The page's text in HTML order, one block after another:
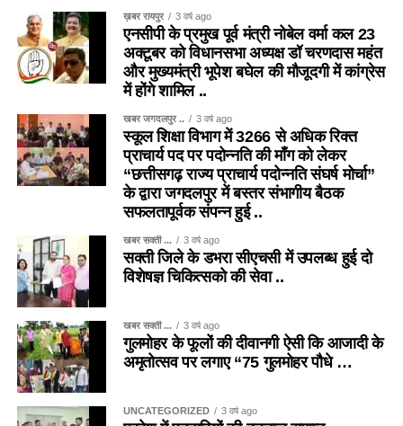
ख़बर रायपुर 3 वर्ष ago
एनसीपी के प्रमुख पूर्व मंत्री नोबेल वर्मा कल 23
अक्टूबर को विधानसभा अध्यक्ष डॉ चरणदास महंत
और मुख्यमंत्री भूपेश बघेल की मौजूदगी में कांग्रेस
में होंगे शामिल ..
खबर जगदलपुर .. 3 वर्ष ago
स्कूल शिक्षा विभाग में 3266 से अधिक रिक्त
प्राचार्य पद पर पदोन्नति की माँग को लेकर
“छत्तीसगढ़ राज्य प्राचार्य पदोन्नति संघर्ष मोर्चा”
के द्वारा जगदलपुर में बस्तर संभागीय बैठक
सफलतापूर्वक संपन्न हुई ..
खबर सक्ती ... 3 वर्ष ago
सक्ती जिले के डभरा सीएचसी में उपलब्ध हुई दो
विशेषज्ञ चिकित्सको की सेवा ..
खबर सक्ती ... 3 वर्ष ago
गुलमोहर के फूलों की दीवानगी ऐसी कि आजादी के
अमृतोत्सव पर लगाए “75 गुलमोहर पौधे …
UNCATEGORIZED 3 वर्ष ago